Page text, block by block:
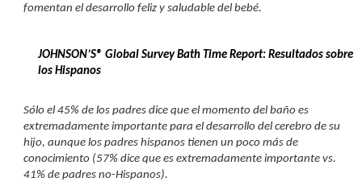
fomentan el desarrollo feliz y saludable del bebé.
JOHNSON’S® Global Survey Bath Time Report: Resultados sobre
los Hispanos
Sólo el 45% de los padres dice que el momento del baño es
extremadamente importante para el desarrollo del cerebro de su
hijo, aunque los padres hispanos tienen un poco más de
conocimiento (57% dice que es extremadamente importante vs.
41% de padres no-Hispanos).